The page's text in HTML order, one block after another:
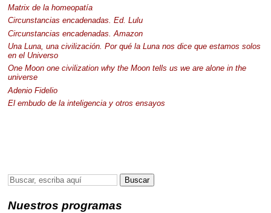
Matrix de la homeopatía
Circunstancias encadenadas. Ed. Lulu
Circunstancias encadenadas. Amazon
Una Luna, una civilización. Por qué la Luna nos dice que estamos solos
en el Universo
One Moon one civilization why the Moon tells us we are alone in the
universe
Adenio Fidelio
El embudo de la inteligencia y otros ensayos
Nuestros programas